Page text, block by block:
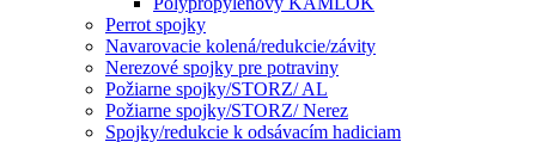
Perrot spojky
Navarovacie kolená/redukcie/závity
Nerezové spojky pre potraviny
Požiarne spojky/STORZ/ AL
Požiarne spojky/STORZ/ Nerez
Spojky/redukcie k odsávacím hadiciam